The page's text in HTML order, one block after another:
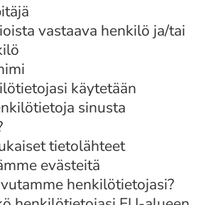
vastaava henkilö ja/tai
käytetään
sinusta
tietolähteet
evästeitä
henkilötietojasi?